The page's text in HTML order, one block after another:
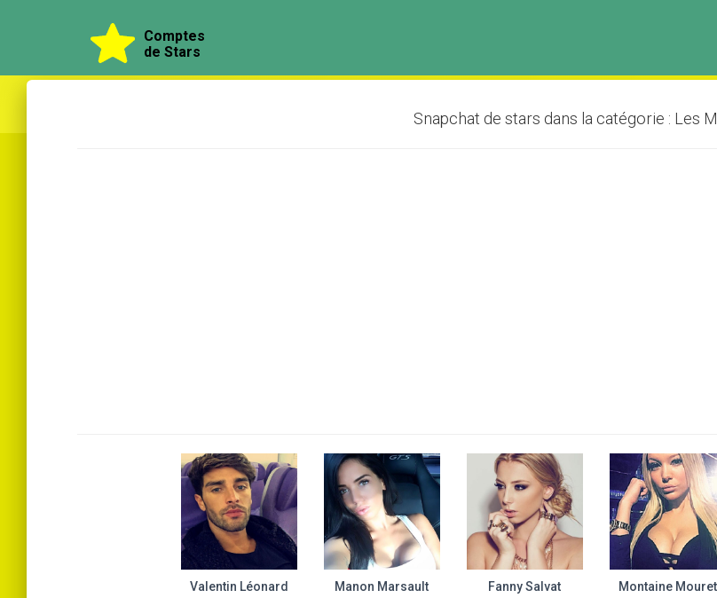
Comptes
de Stars
Snapchat de stars dans la catégorie : Les
Valentin Léonard Manon Marsault Fanny Salvat Montaine Mouret